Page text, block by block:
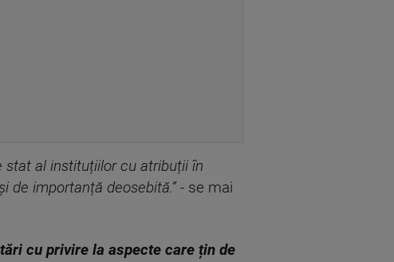
stat al instituțiilor cu atribuții în
de importanță deosebită.” - se mai
cu privire la aspecte care țin de